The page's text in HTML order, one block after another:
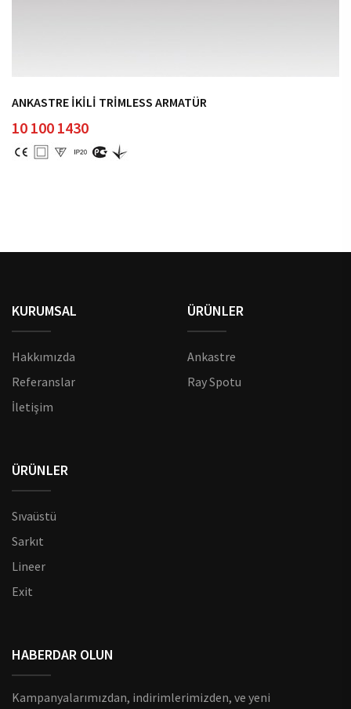
ANKASTRE İKİLİ TRİMLESS ARMATÜR
10 100 1430
KURUMSAL
Hakkımızda
Referanslar
İletişim
ÜRÜNLER
Ankastre
Ray Spotu
ÜRÜNLER
Sıvaüstü
Sarkıt
Lineer
Exit
HABERDAR OLUN
Kampanyalarımızdan, indirimlerimizden, ve yeni